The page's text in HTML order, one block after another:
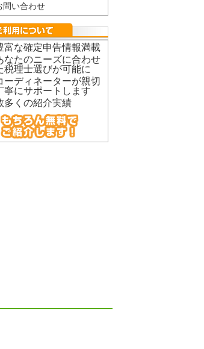
問い合わせ
富な確定申告情報満載
なたのニーズに合わせ
税理士選びが可能に
ーディネーターが親切
寧にサポートします
多くの紹介実績